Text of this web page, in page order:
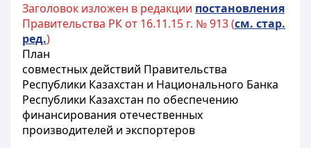
Заголовок изложен в редакции постановления
Правительства РК от 16.11.15 г. № 913 (см. стар.
ред.)
План
совместных действий Правительства
Республики Казахстан и Национального Банка
Республики Казахстан по обеспечению
финансирования отечественных
производителей и экспортеров